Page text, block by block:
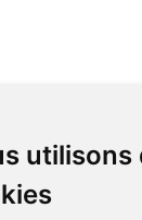
utilisons
chercher votre
(Fachon) ou